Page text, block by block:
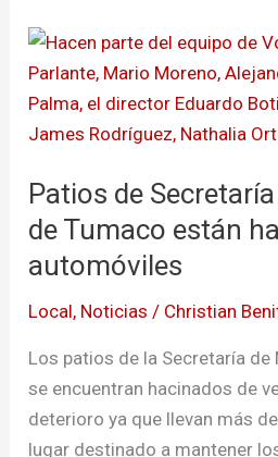
Patios de
de Tumaco están
automóviles
Local, Noticias / Christian
Los patios de la Secretaría
se encuentran hacinados de
deterioro ya que llevan más
lugar destinado a mantener
Patios
de
Secretaría
de
de
Tumaco
están
de